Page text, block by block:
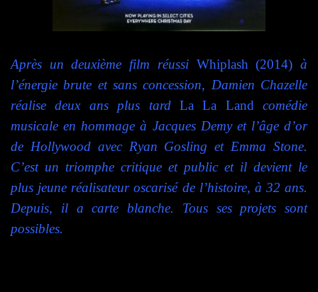
Après un deuxième film réussi Whiplash (2014)à
l’énergie brute et sans concession, Damien Chazelle
réalise deux ans plus tard La La Land comédie
musicale en hommage à Jacques Demy et l’âge d’or
de Hollywood avec Ryan Gosling et Emma Stone.
C’est un triomphe critique et public et il devient le
plus jeune réalisateur oscarisé de l’histoire, à 32 ans.
Depuis, il a carte blanche. Tous ses projets sont
possibles.